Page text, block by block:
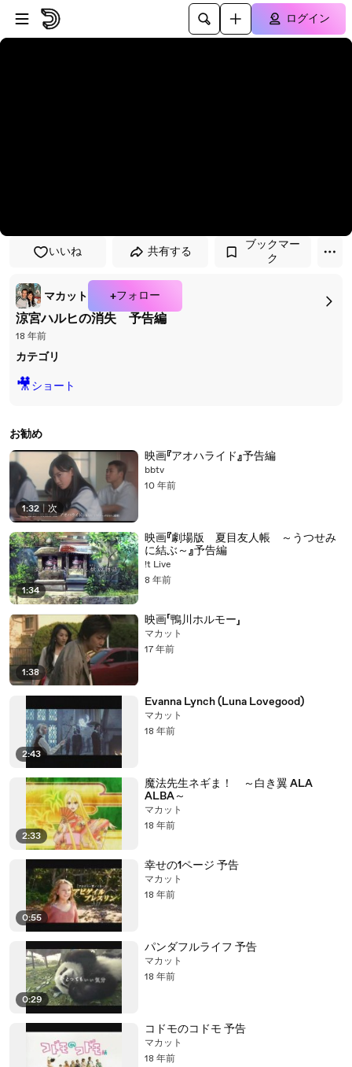
プレイヤーにスキップ
メインコンテンツにスキップ
ログイン
いいね 共有する
ブックマー
ク
マカット +フォロー
涼宮ハルヒの消失 予告編
18 年前
カテゴリ
🎥ショート
お勧め
1:32 次
映画『アオハライド』予告編
bbtv
10 年前
1:34
映画『劇場版 夏目友人帳 ～うつせみ
に結ぶ～』予告編
!t Live
8 年前
1:38
映画「鴨川ホルモー」
マカット
17 年前
2:43
Evanna Lynch (Luna Lovegood)
マカット
18 年前
2:33
魔法先生ネギま！ ～白き翼 ALA
ALBA～
マカット
18 年前
0:55
幸せの1ページ 予告
マカット
18 年前
0:29
パンダフルライフ 予告
マカット
18 年前
コドモのコドモ 予告
マカット
18 年前